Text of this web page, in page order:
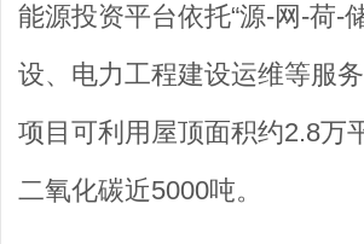
能源投资平台依托“源-网-荷-
设、电力工程建设运维等服
项目可利用屋顶面积约2.8万
二氧化碳近5000吨。